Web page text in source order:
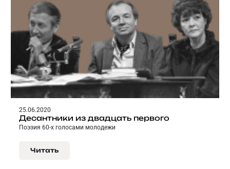
25.06.2020
Десантники из двадцать первого
Поэзия 60-х голосами молодежи
Читать